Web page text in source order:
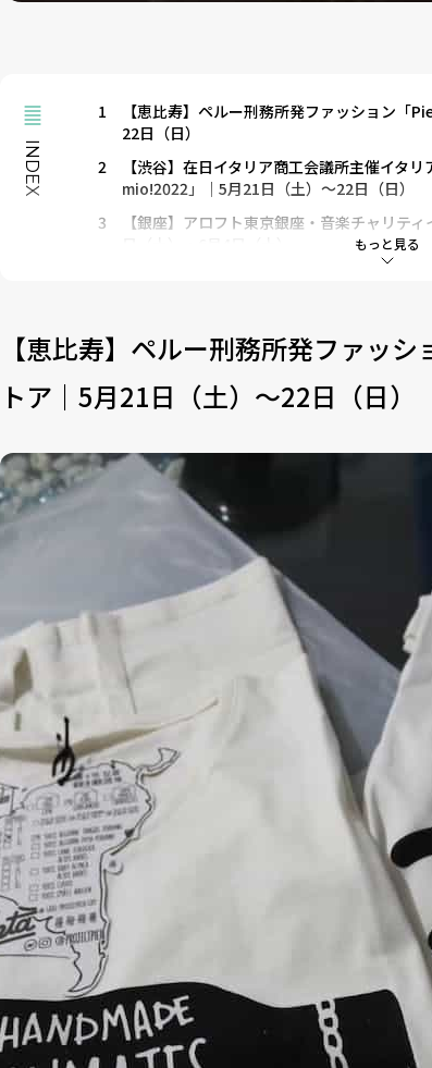
もっと見る
INDEX
1
【恵比寿】ペルー刑務所発ファッション「
22日（日）
2
【渋谷】在日イタリア商工会議所主催イタ
mio!2022」｜5月21日（土）～22日（日）
3
【銀座】アロフト東京銀座・音楽チャリ
5
【埼玉県飯能市】日本最大級のアンブレラ
月3日（日）まで
【恵比寿】ペルー刑務所発ファッ
トア｜5月21日（土）～22日（日）